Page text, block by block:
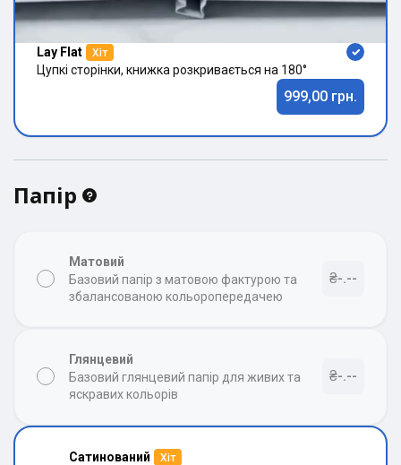
Lay Flat Хіт
Цупкі сторінки, книжка розкривається на 180°
999,00 грн.
Папір
Матовий
Базовий папір з матовою фактурою та
збалансованою кольоропередачею
₴-.--
Глянцевий
Базовий глянцевий папір для живих та
яскравих кольорів
₴-.--
Сатинований Хіт